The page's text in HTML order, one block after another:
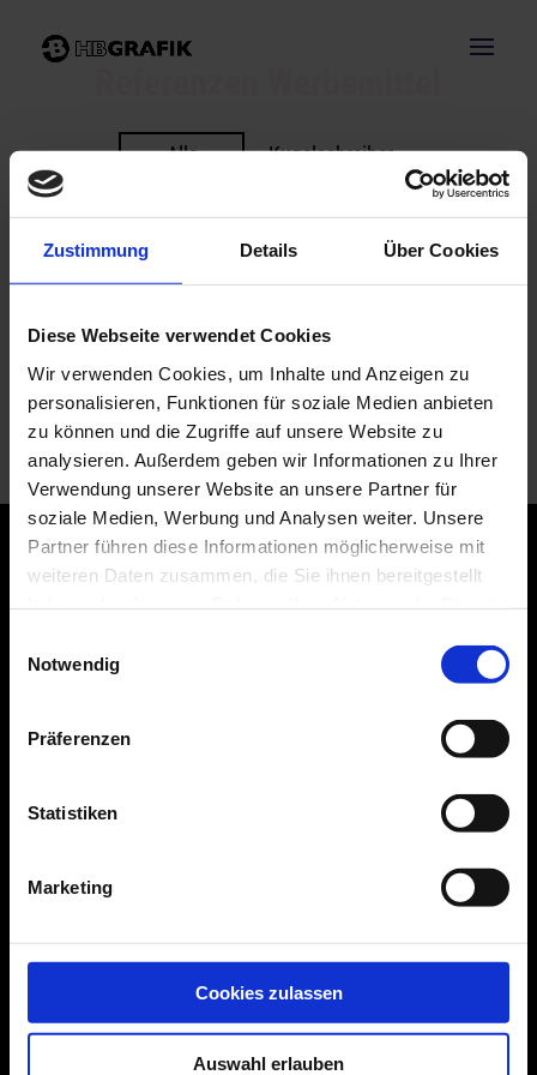
Zustimmung Details Über Cookies
Diese Webseite verwendet Cookies
Wir verwenden Cookies, um Inhalte und Anzeigen zu
personalisieren, Funktionen für soziale Medien anbieten
zu können und die Zugriffe auf unsere Website zu
analysieren. Außerdem geben wir Informationen zu Ihrer
Verwendung unserer Website an unsere Partner für
soziale Medien, Werbung und Analysen weiter. Unsere
Partner führen diese Informationen möglicherweise mit
weiteren Daten zusammen, die Sie ihnen bereitgestellt
Notwendig
Präferenzen
Statistiken
Marketing
Cookies zulassen
Auswahl erlauben
Alle
Kugelschreiber
Aufkleber
Wertmünzen
Stempel
Taschen
Heiko Buntru
Mobil 0152 513 412 30
Impressum